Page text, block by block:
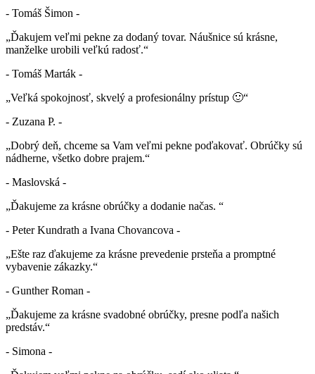
- Tomáš Šimon -
„Ďakujem veľmi pekne za dodaný tovar. Náušnice sú krásne,
manželke urobili veľkú radosť.“
- Tomáš Marták -
„Veľká spokojnosť, skvelý a profesionálny prístup 🙂“
- Zuzana P. -
„Dobrý deň, chceme sa Vam veľmi pekne poďakovať. Obrúčky sú
nádherne, všetko dobre prajem.“
- Maslovská -
„Ďakujeme za krásne obrúčky a dodanie načas. “
- Peter Kundrath a Ivana Chovancova -
„Ešte raz ďakujeme za krásne prevedenie prsteňa a promptné
vybavenie zákazky.“
- Gunther Roman -
„Ďakujeme za krásne svadobné obrúčky, presne podľa našich
predstáv.“
- Simona -